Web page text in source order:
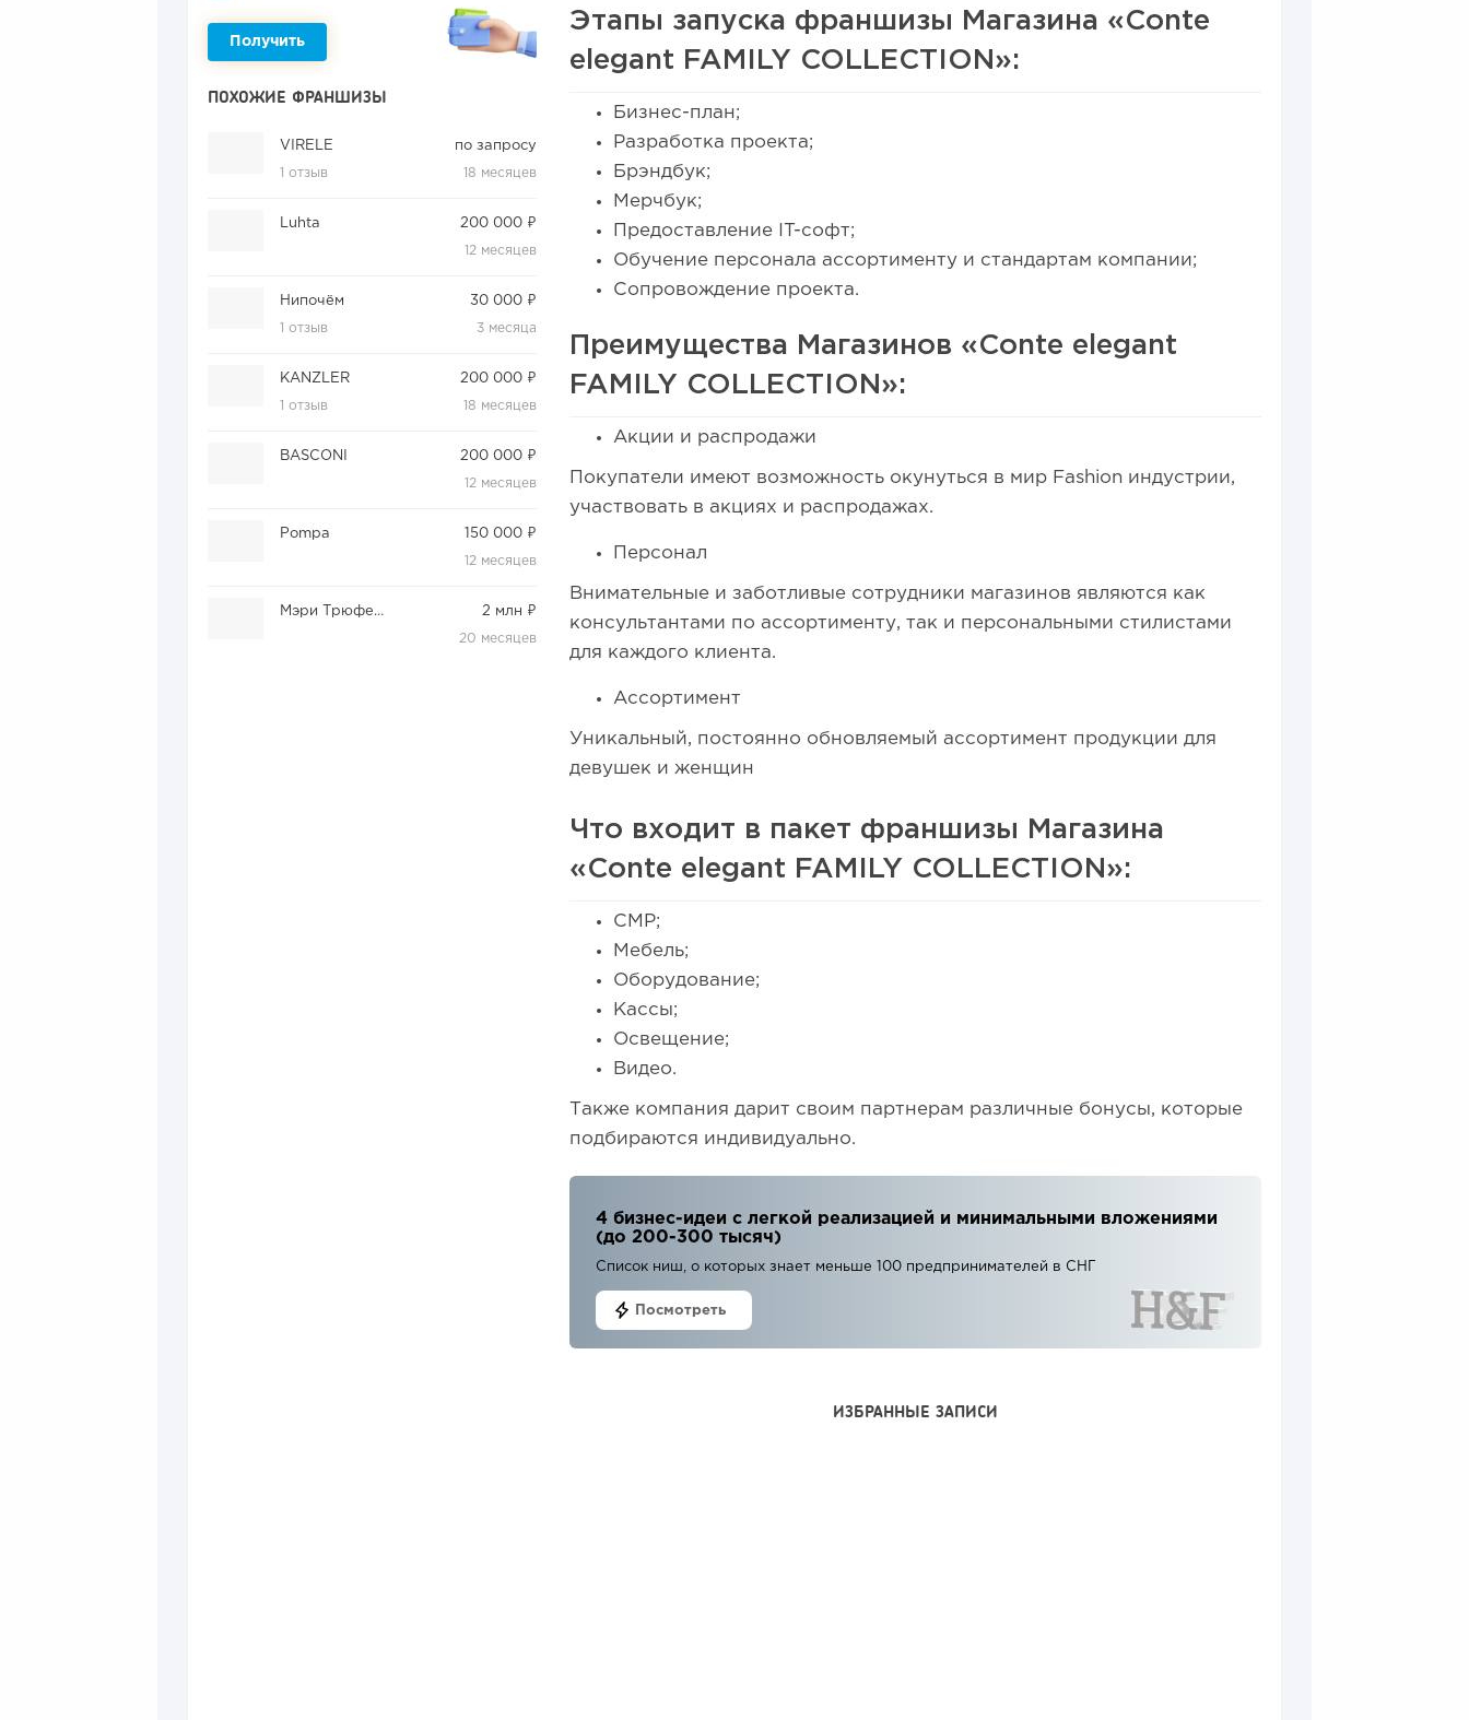
Получить
ПОХОЖИЕ ФРАНШИЗЫ
VIRELE
1 отзыв
по запросу
18 месяцев
Luhta 200 000 ₽
12 месяцев
Нипочём
1 отзыв
30 000 ₽
3 месяца
KANZLER
1 отзыв
200 000 ₽
18 месяцев
BASCONI 200 000 ₽
12 месяцев
Pompa 150 000 ₽
12 месяцев
Мэри Трюфель 2 млн ₽
20 месяцев
Этапы запуска франшизы Магазина «Conte
elegant FAMILY COLLECTION»:
Бизнес-план;
Разработка проекта;
Брэндбук;
Мерчбук;
Предоставление IT-софт;
Обучение персонала ассортименту и стандартам компании;
Сопровождение проекта.
Преимущества Магазинов «Conte elegant
FAMILY COLLECTION»:
Акции и распродажи
Покупатели имеют возможность окунуться в мир Fashion индустрии,
участвовать в акциях и распродажах.
Персонал
Внимательные и заботливые сотрудники магазинов являются как
консультантами по ассортименту, так и персональными стилистами
для каждого клиента.
Ассортимент
Уникальный, постоянно обновляемый ассортимент продукции для
девушек и женщин
Что входит в пакет франшизы Магазина
«Conte elegant FAMILY COLLECTION»:
СМР;
Мебель;
Оборудование;
Кассы;
Освещение;
Видео.
Также компания дарит своим партнерам различные бонусы, которые
подбираются индивидуально.
4 бизнес-идеи с легкой реализацией и минимальными вложениями
(до 200-300 тысяч)
Список ниш, о которых знает меньше 100 предпринимателей в СНГ
Посмотреть
ИЗБРАННЫЕ ЗАПИСИ